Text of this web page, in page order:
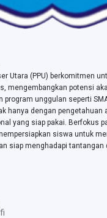
Utara (PPU) berkomitmen
mengembangkan potensi
unggulan seperti
hanya dengan pengetahuan
yang siap pakai. Berfokus
siswa untuk
siap menghadapi tantangan